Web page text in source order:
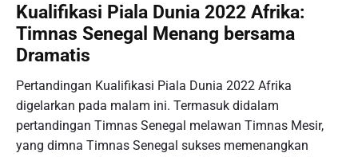
Kualifikasi Piala Dunia 2022 Afrika:
Timnas Senegal Menang bersama
Dramatis
Pertandingan Kualifikasi Piala Dunia 2022 Afrika
digelarkan pada malam ini. Termasuk didalam
pertandingan Timnas Senegal melawan Timnas Mesir,
yang dimna Timnas Senegal sukses memenangkan